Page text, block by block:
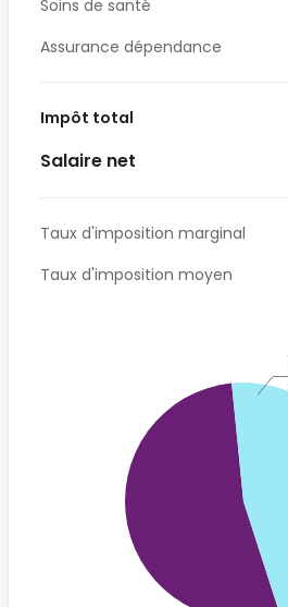
Soins de santé
Assurance dépendance
Impôt total
Salaire net
Taux d'imposition marginal
Taux d'imposition moyen